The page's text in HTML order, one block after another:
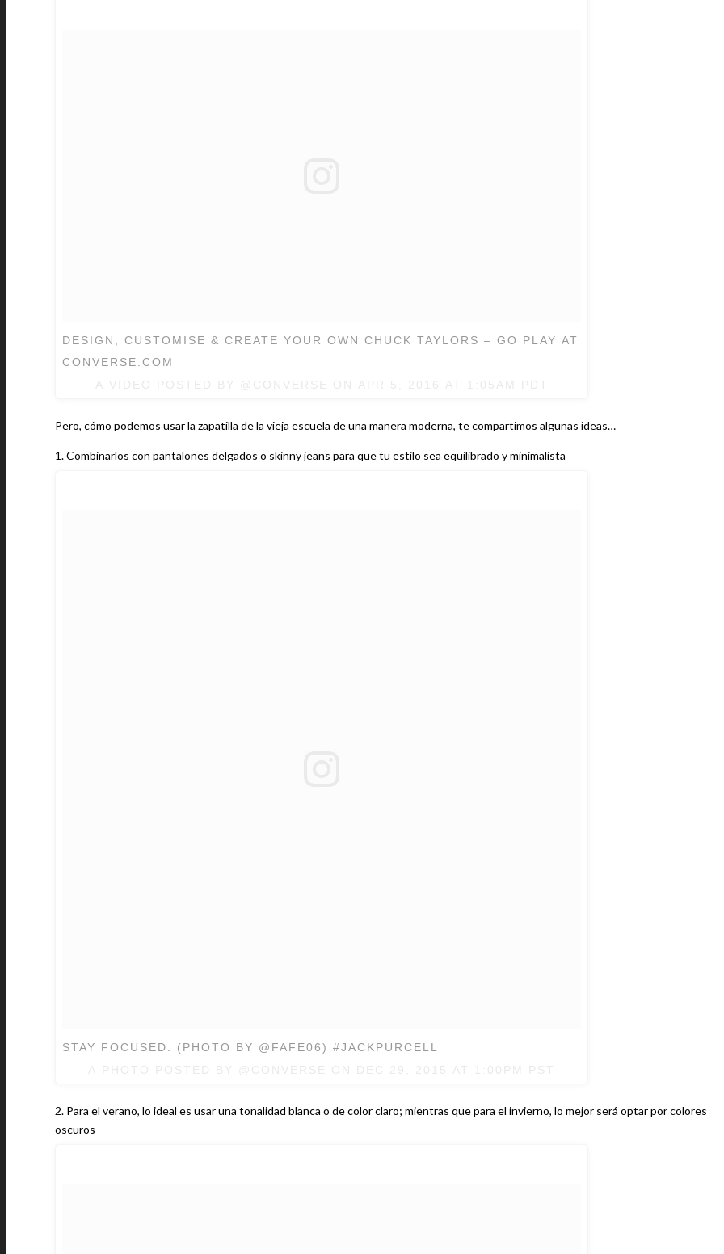
DESIGN, CUSTOMISE & CREATE YOUR OWN CHUCK TAYLORS – GO PLAY AT
CONVERSE.COM
Pero, cómo podemos usar la zapatilla de la vieja escuela de una manera moderna, te compartimos algunas ideas…
1. Combinarlos con pantalones delgados o skinny jeans para que tu estilo sea equilibrado y minimalista
STAY FOCUSED. (PHOTO BY @FAFE06) #JACKPURCELL
2. Para el verano, lo ideal es usar una tonalidad blanca o de color claro; mientras que para el invierno, lo mejor será optar por colores
oscuros